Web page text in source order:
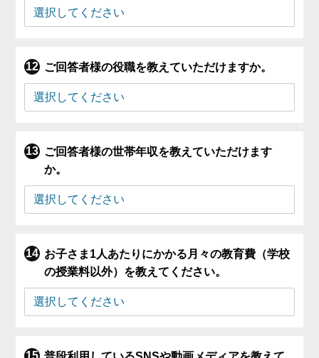
ご回答者様の役職を教えていただけますか。
ご回答者様の世帯年収を教えていただけます
か。
お子さま1人あたりにかかる月々の教育費（学校
の授業料以外）を教えてください。